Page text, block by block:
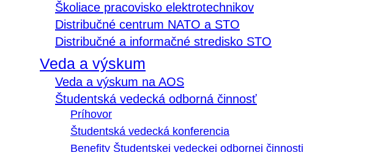
Školiace pracovisko elektrotechnikov
Distribučné centrum NATO a STO
Distribučné a informačné stredisko STO
Veda a výskum
Veda a výskum na AOS
Študentská vedecká odborná činnosť
Príhovor
Študentská vedecká konferencia
Benefity Študentskej vedeckej odbornej činnosti